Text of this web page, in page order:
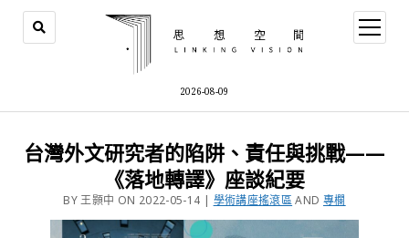
2026-08-09
台灣外文研究者的陷阱、責任與挑戰——
《落地轉譯》座談紀要
BY 王顥中 ON 2022-05-14 | 學術講座搖滾區AND 專欄